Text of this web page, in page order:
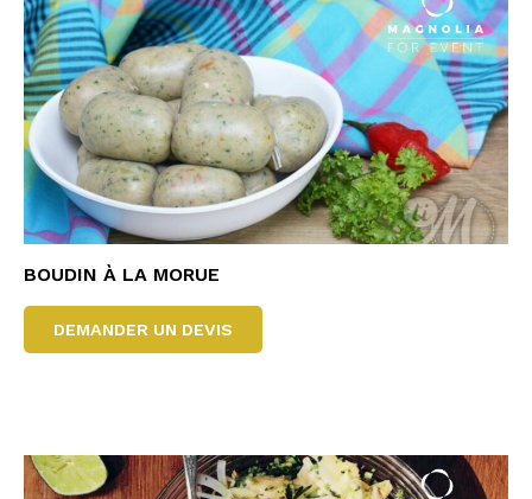
BOUDIN À LA MORUE
DEMANDER UN DEVIS